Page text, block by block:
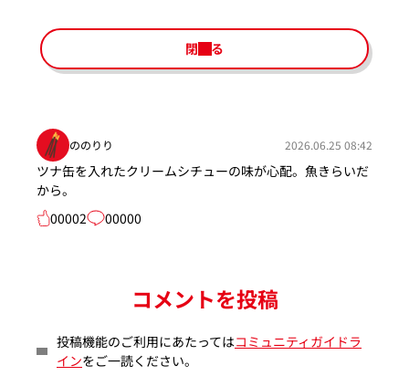
閉じる
ののりり 2026.06.25 08:42
ツナ缶を入れたクリームシチューの味が心配。魚きらいだ
から。
00002
00000
コメントを投稿
投稿機能のご利用にあたってはコミュニティガイドラ
インをご一読ください。